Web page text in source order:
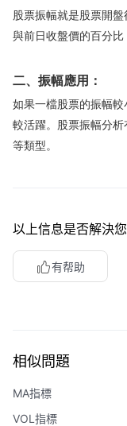
華盛APls
低時延極速交易
股票振幅就是股票開
與前日收盤價的百分比
二、振幅應用：
如果一檔股票的振幅
較活躍。股票振幅分
等類型。
以上信息是否解決
有帮助
相似問題
MA指標
VOL指標